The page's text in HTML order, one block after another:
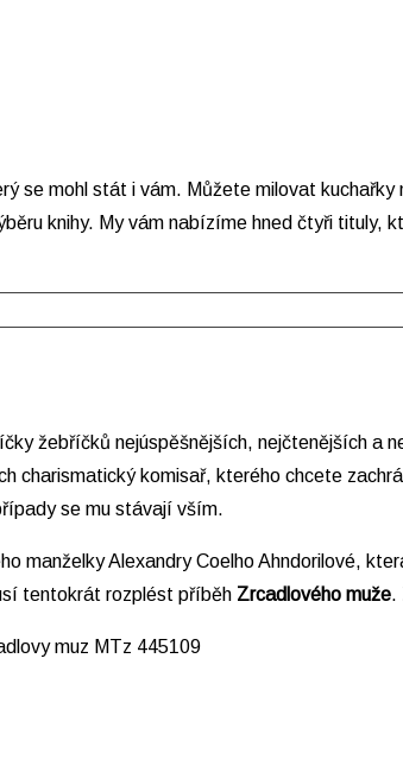
se mohl stát i vám. Můžete milovat
knihy. My vám nabízíme hned čtyři tituly,
žebříčků nejúspěšnějších, nejčtenějších a
komisař, kterého chcete
se mu stávají vším.
manželky Alexandry Coelho Ahndorilové,
tentokrát rozplést příběh Zrcadlového muže.